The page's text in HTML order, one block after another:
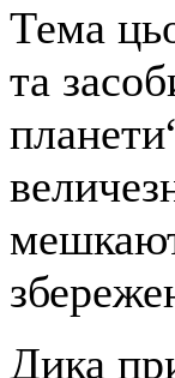
Тема
та
Дика